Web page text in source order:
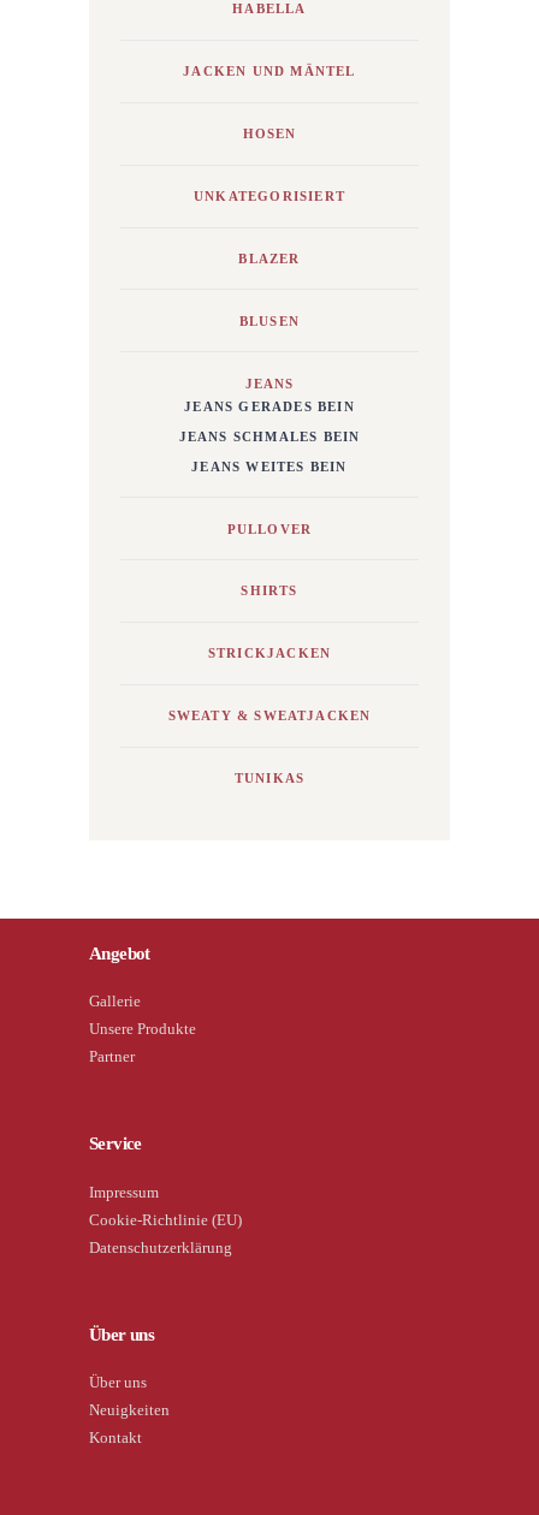
HABELLA
JACKEN UND MÄNTEL
HOSEN
UNKATEGORISIERT
BLAZER
BLUSEN
JEANS
JEANS GERADES BEIN
JEANS SCHMALES BEIN
JEANS WEITES BEIN
PULLOVER
SHIRTS
STRICKJACKEN
SWEATY & SWEATJACKEN
TUNIKAS
Angebot
Gallerie
Unsere Produkte
Partner
Service
Impressum
Cookie-Richtlinie (EU)
Datenschutzerklärung
Über uns
Über uns
Neuigkeiten
Kontakt